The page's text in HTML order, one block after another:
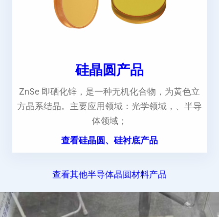
硅晶圆产品
ZnSe 即硒化锌，是一种无机化合物，为黄色立
方晶系结晶。主要应用领域：光学领域，、半导
体领域；
查看硅晶圆、硅衬底产品
查看其他半导体晶圆材料产品